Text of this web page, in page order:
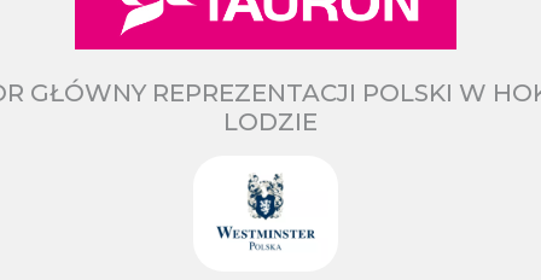
GŁÓWNY REPREZENTACJI POLSKI W
LODZIE